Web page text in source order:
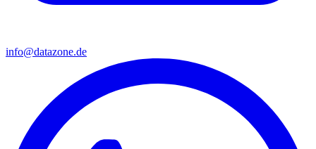
info@datazone.de